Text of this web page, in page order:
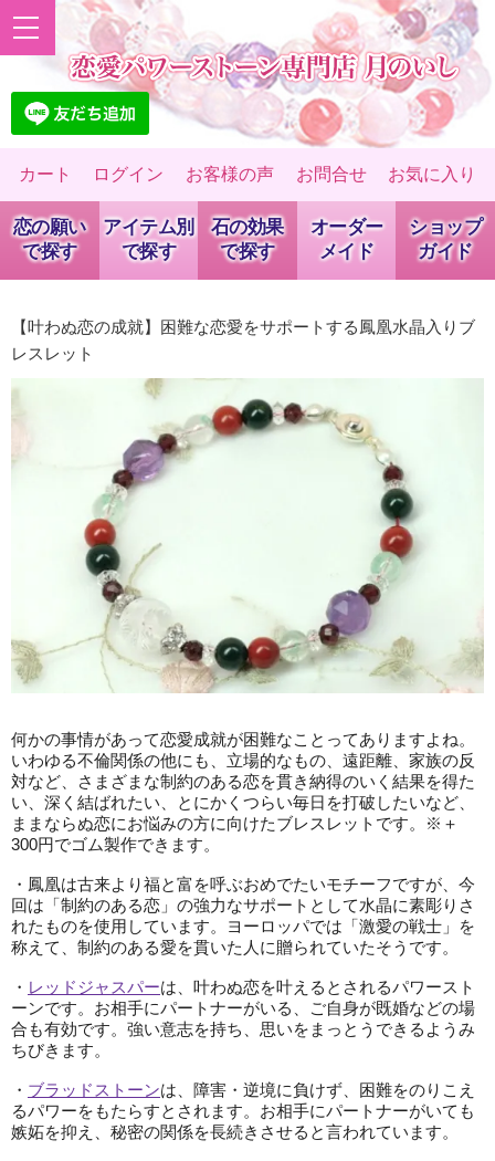
カート ログイン お客様の声 お問合せ お気に入り
恋の願い
で探す
アイテム別
で探す
石の効果
で探す
オーダー
メイド
ショップ
ガイド
【叶わぬ恋の成就】困難な恋愛をサポートする鳳凰水晶入りブ
レスレット
何かの事情があって恋愛成就が困難なことってありますよね。
いわゆる不倫関係の他にも、立場的なもの、遠距離、家族の反
対など、さまざまな制約のある恋を貫き納得のいく結果を得た
い、深く結ばれたい、とにかくつらい毎日を打破したいなど、
ままならぬ恋にお悩みの方に向けたブレスレットです。※＋
300円でゴム製作できます。
・鳳凰は古来より福と富を呼ぶおめでたいモチーフですが、今
回は「制約のある恋」の強力なサポートとして水晶に素彫りさ
れたものを使用しています。ヨーロッパでは「激愛の戦士」を
称えて、制約のある愛を貫いた人に贈られていたそうです。
・ レッドジャスパーは、叶わぬ恋を叶えるとされるパワースト
ーンです。お相手にパートナーがいる、ご自身が既婚などの場
合も有効です。強い意志を持ち、思いをまっとうできるようみ
ちびきます。
・ ブラッドストーンは、障害・逆境に負けず、困難をのりこえ
るパワーをもたらすとされます。お相手にパートナーがいても
嫉妬を抑え、秘密の関係を長続きさせると言われています。